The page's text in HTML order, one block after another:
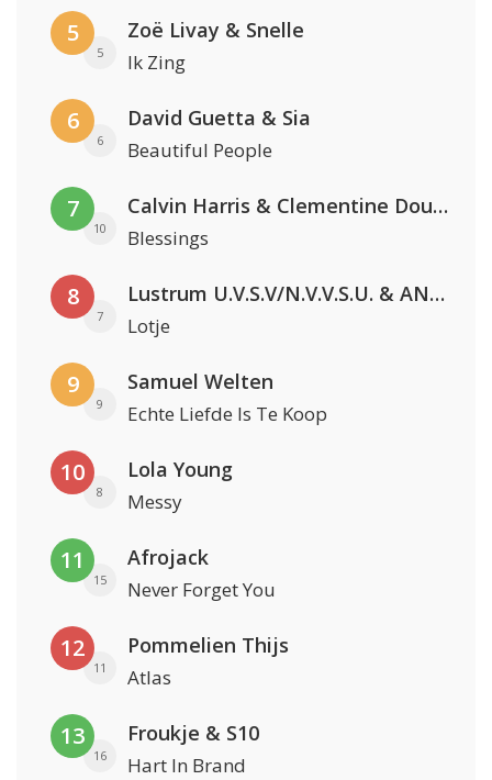
5
5
Zoë Livay & Snelle
Ik Zing
6
6
David Guetta & Sia
Beautiful People
7
10
Calvin Harris & Clementine Douglas
Blessings
8
7
Lustrum U.V.S.V/N.V.V.S.U. & ANNO ONS & Jopke van Dobbenburgh & Roeland Beelen
Lotje
9
9
Samuel Welten
Echte Liefde Is Te Koop
10
8
Lola Young
Messy
11
15
Afrojack
Never Forget You
12
11
Pommelien Thijs
Atlas
13
16
Froukje & S10
Hart In Brand